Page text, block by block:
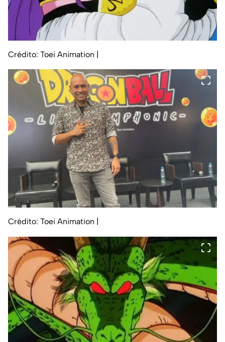
Crédito: Toei Animation |
Crédito: Toei Animation